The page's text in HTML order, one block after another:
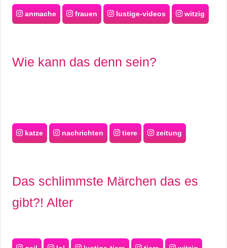
anmache frauen lustige-videos witzig
Wie kann das denn sein?
katze nachrichten tiere zeitung
Das schlimmste Märchen das es
gibt?! Alter